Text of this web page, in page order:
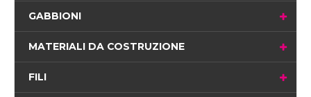
GABBIONI
MATERIALI DA COSTRUZIONE
FILI